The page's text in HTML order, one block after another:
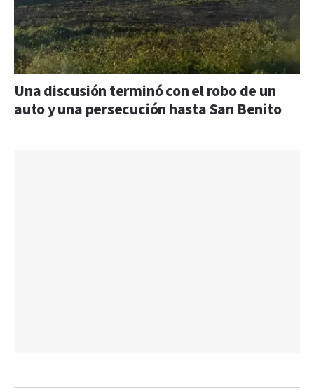
Una discusión terminó con el robo de un
auto y una persecución hasta San Benito